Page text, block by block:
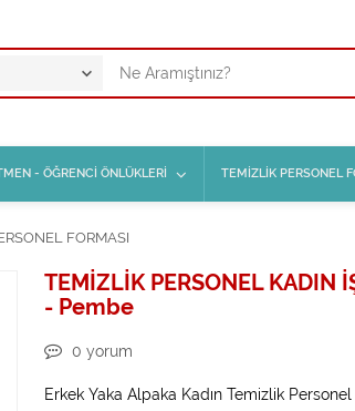
- ÖĞRENCİ ÖNLÜKLERİ TEMİZLİK PERSONEL
FORMASI
TEMİZLİK PERSONEL KADIN
- Pembe
0 yorum
Erkek Yaka Alpaka Kadın Temizlik Personel